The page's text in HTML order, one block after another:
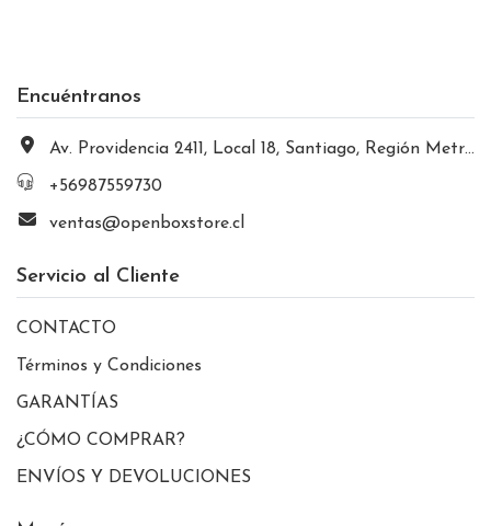
Encuéntranos
Av. Providencia 2411, Local 18, Santiago, Región Metropolitana, Chile
+56987559730
ventas@openboxstore.cl
Servicio al Cliente
CONTACTO
Términos y Condiciones
GARANTÍAS
¿CÓMO COMPRAR?
ENVÍOS Y DEVOLUCIONES